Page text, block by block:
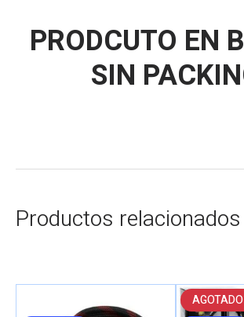
PRODCUTO EN
SIN
Productos relacionados
AGOTADO